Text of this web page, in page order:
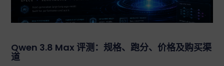
Qwen 3.8 Max 评测：规格、跑分、价格及购买渠
道